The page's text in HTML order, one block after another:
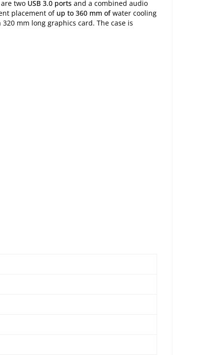
two USB 3.0 ports and a combined audio
placement of up to 360 mm ofwater cooling
mm long graphics card. The case is